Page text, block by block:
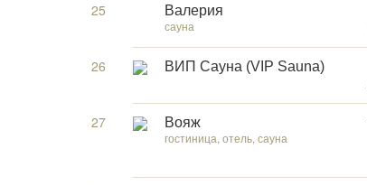
25
Валерия
сауна
26 ВИП Сауна (VIP Sauna)
27
Вояж
гостиница, отель, сауна